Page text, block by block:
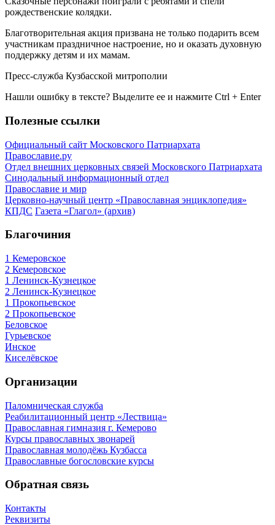
рождественские колядки.
Благотворительная акция призвана не только подарить всем
участникам праздничное настроение, но и оказать духовную
поддержку детям и их мамам.
Пресс-служба Кузбасской митрополии
Нашли ошибку в тексте? Выделите ее и нажмите Ctrl + Enter
Полезные ссылки
Официальный сайт Московского Патриархата
Православие.ру
Отдел внешних церковных связей Московского Патриархата
Синодальный информационный отдел
Православие и мир
Церковно-научный центр «Православная энциклопедия»
КПДС Газета «Глагол» (архив)
Благочиния
1 Кемеровское
2 Кемеровское
1 Ленинск-Кузнецкое
2 Ленинск-Кузнецкое
1 Прокопьевское
2 Прокопьевское
Беловское
Гурьевское
Инское
Киселёвское
Организации
Паломническая служба
Реабилитационный центр «Лествица»
Православная гимназия г. Кемерово
Курсы православных звонарей
Православная молодёжь Кузбасса
Православные богословские курсы
Обратная связь
Контакты
Реквизиты